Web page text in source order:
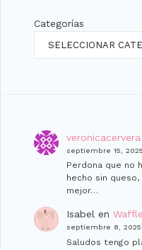
Categorías
veronicacervera
septiembre 15, 2025
Perdona que no
hecho sin
mejor…
Isabelen
septiembre 8, 2025
Saludos tengo